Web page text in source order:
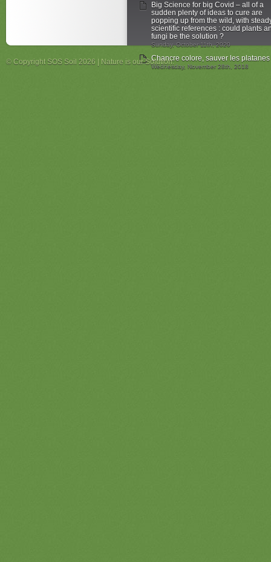
Big Science for big Covid – all of a
sudden plenty of ideas to cure are
popping up from the wild, with
scientific references : could plants
fungi be the solution ?
Sunday, October 11th, 2020
Chancre colore, sauver les platanes
Wednesday, November 28th, 2018
© Copyright SOS Soil 2026 | Nature is our Solution.